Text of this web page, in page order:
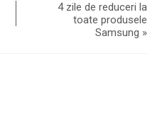
4 zile de reduceri la
toate produsele
Samsung »